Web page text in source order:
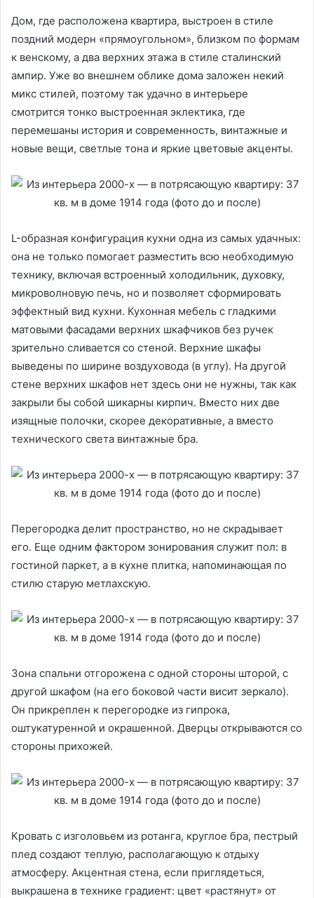
Дом, где расположена квартира, выстроен в стиле
поздний модерн «прямоугольном», близком по формам
к венскому, а два верхних этажа в стиле сталинский
ампир. Уже во внешнем облике дома заложен некий
микс стилей, поэтому так удачно в интерьере
смотрится тонко выстроенная эклектика, где
перемешаны история и современность, винтажные и
новые вещи, светлые тона и яркие цветовые акценты.
L-образная конфигурация кухни одна из самых удачных:
она не только помогает разместить всю необходимую
технику, включая встроенный холодильник, духовку,
микроволновую печь, но и позволяет сформировать
эффектный вид кухни. Кухонная мебель с гладкими
матовыми фасадами верхних шкафчиков без ручек
зрительно сливается со стеной. Верхние шкафы
выведены по ширине воздуховода (в углу). На другой
стене верхних шкафов нет здесь они не нужны, так как
закрыли бы собой шикарны кирпич. Вместо них две
изящные полочки, скорее декоративные, а вместо
технического света винтажные бра.
Перегородка делит пространство, но не скрадывает
его. Еще одним фактором зонирования служит пол: в
гостиной паркет, а в кухне плитка, напоминающая по
стилю старую метлахскую.
Зона спальни отгорожена с одной стороны шторой, с
другой шкафом (на его боковой части висит зеркало).
Он прикреплен к перегородке из гипрока,
оштукатуренной и окрашенной. Дверцы открываются со
стороны прихожей.
Кровать с изголовьем из ротанга, круглое бра, пестрый
плед создают теплую, располагающую к отдыху
атмосферу. Акцентная стена, если приглядеться,
выкрашена в технике градиент: цвет «растянут» от